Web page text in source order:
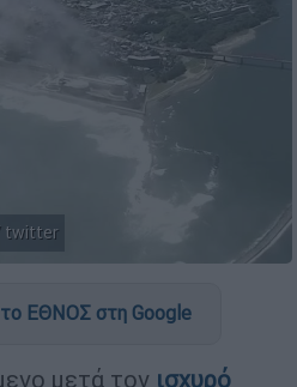
twitter
ΕΘΝΟΣ στη Google
μετά τον ισχυρό